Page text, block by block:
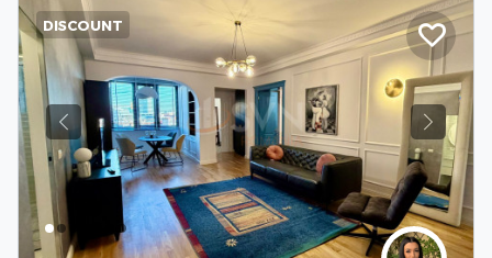
Previous Next
DISCOUNT